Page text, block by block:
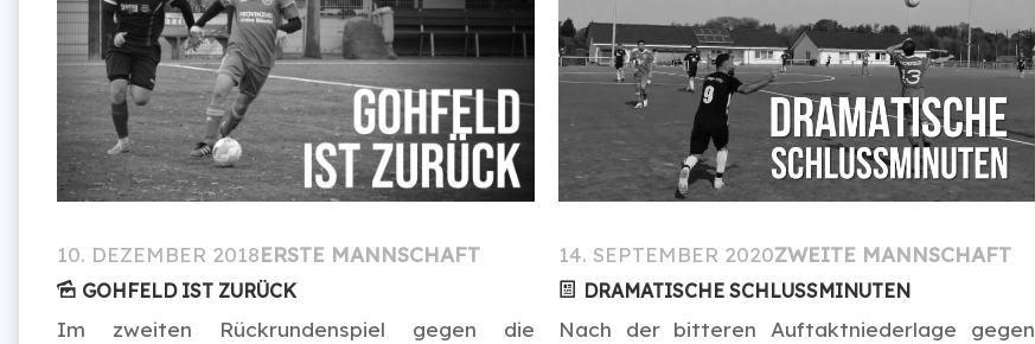
10. DEZEMBER 2018ERSTE MANNSCHAFT
GOHFELD IST ZURÜCK
Im zweiten Rückrundenspiel gegen die
14. SEPTEMBER 2020ZWEITE MANNSCHAFT
DRAMATISCHE SCHLUSSMINUTEN
Nach der bitteren Auftaktniederlage gegen